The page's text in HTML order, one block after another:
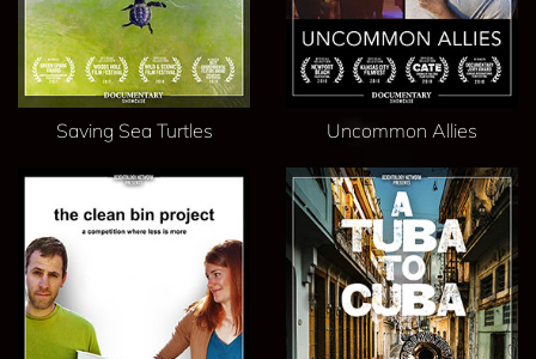
Saving Sea Turtles Uncommon Allies